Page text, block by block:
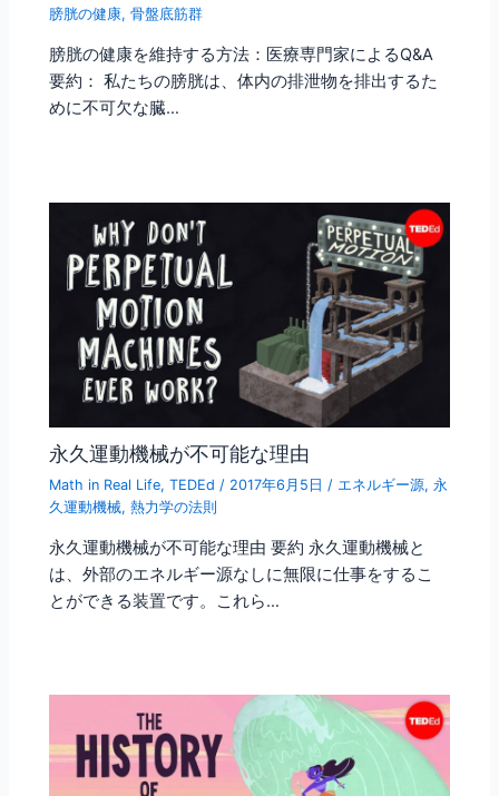
膀胱の健康,骨盤底筋群
膀胱の健康を維持する方法：医療専門家によるQ&A
要約： 私たちの膀胱は、体内の排泄物を排出するた
めに不可欠な臓…
永久運動機械が不可能な理由
Math in Real Life,TEDEd / 2017年6月5日 / エネルギー源,永
久運動機械,熱力学の法則
永久運動機械が不可能な理由 要約 永久運動機械と
は、外部のエネルギー源なしに無限に仕事をするこ
とができる装置です。これら…